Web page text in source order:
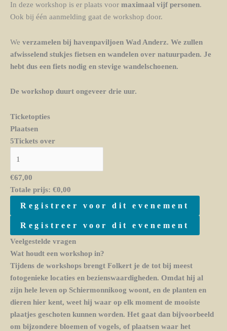
In deze workshop is er plaats voor maximaal vijf personen.
Ook bij één aanmelding gaat de workshop door.
We verzamelen bij havenpaviljoen Wad Anderz. We zullen
afwisselend stukjes fietsen en wandelen over natuurpaden. Je
hebt dus een fiets nodig en stevige wandelschoenen.
De workshop duurt ongeveer drie uur.
Ticketopties
Plaatsen
5Tickets over
€67,00
Totale prijs: €0,00
Registreer voor dit evenement
Registreer voor dit evenement
Veelgestelde vragen
Wat houdt een workshop in?
Tijdens de workshops brengt Folkert je de tot bij meest
fotogenieke locaties en bezienswaardigheden. Omdat hij al
zijn hele leven op Schiermonnikoog woont, en de planten en
dieren hier kent, weet hij waar op elk moment de mooiste
plaatjes geschoten kunnen worden. Het gaat dan bijvoorbeeld
om bijzondere bloemen of vogels, of plaatsen waar het